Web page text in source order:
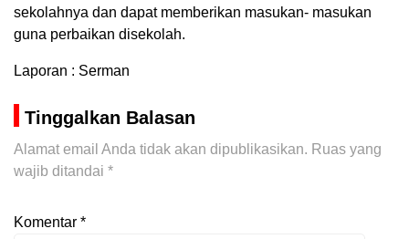
sekolahnya dan dapat memberikan masukan- masukan
guna perbaikan disekolah.
Laporan : Serman
Tinggalkan Balasan
Alamat email Anda tidak akan dipublikasikan. Ruas yang
wajib ditandai *
Komentar *